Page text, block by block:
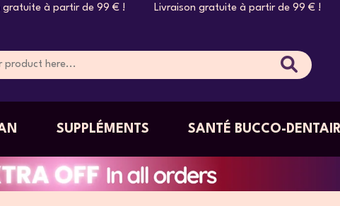
99 € ! Livraison gratuite à partir de 99 € !
SUPPLÉMENTS SANTÉ BUCCO-